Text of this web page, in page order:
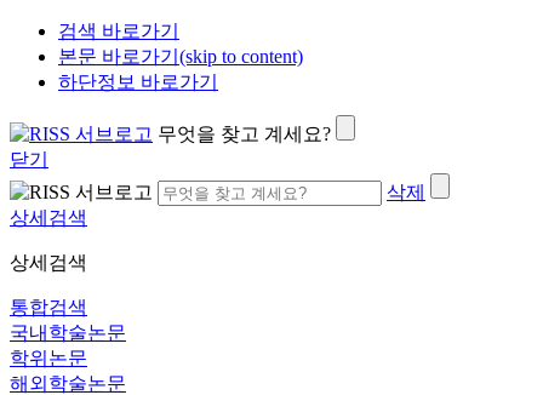
검색 바로가기
본문 바로가기(skip to content)
하단정보 바로가기
무엇을 찾고 계세요?
닫기
삭제
상세검색
상세검색
통합검색
국내학술논문
학위논문
해외학술논문